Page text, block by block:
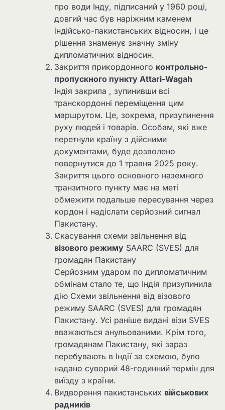
про води Інду, підписаний у 1960 році,
довгий час був наріжним каменем
індійсько-пакистанських відносин, і це
рішення знаменує значну зміну
дипломатичних відносин.
Закриття прикордонного контрольно-
пропускного пункту Attari-Wagah
Індія закрила , зупинивши всі
транскордонні переміщення цим
маршрутом. Це, зокрема, призупинення
руху людей і товарів. Особам, які вже
перетнули країну з дійсними
документами, буде дозволено
повернутися до 1 травня 2025 року.
Закриття цього основного наземного
транзитного пункту має на меті
обмежити подальше пересування через
кордон і надіслати серйозний сигнал
Пакистану.
Скасування схеми звільнення від
візового режиму SAARC (SVES) для
громадян Пакистану
Серйозним ударом по дипломатичним
обмінам стало те, що Індія призупинила
дію Схеми звільнення від візового
режиму SAARC (SVES) для громадян
Пакистану. Усі раніше видані візи SVES
вважаються анульованими. Крім того,
громадянам Пакистану, які зараз
перебувають в Індії за схемою, було
надано суворий 48-годинний термін для
виїзду з країни.
Видворення пакистанських військових
радників